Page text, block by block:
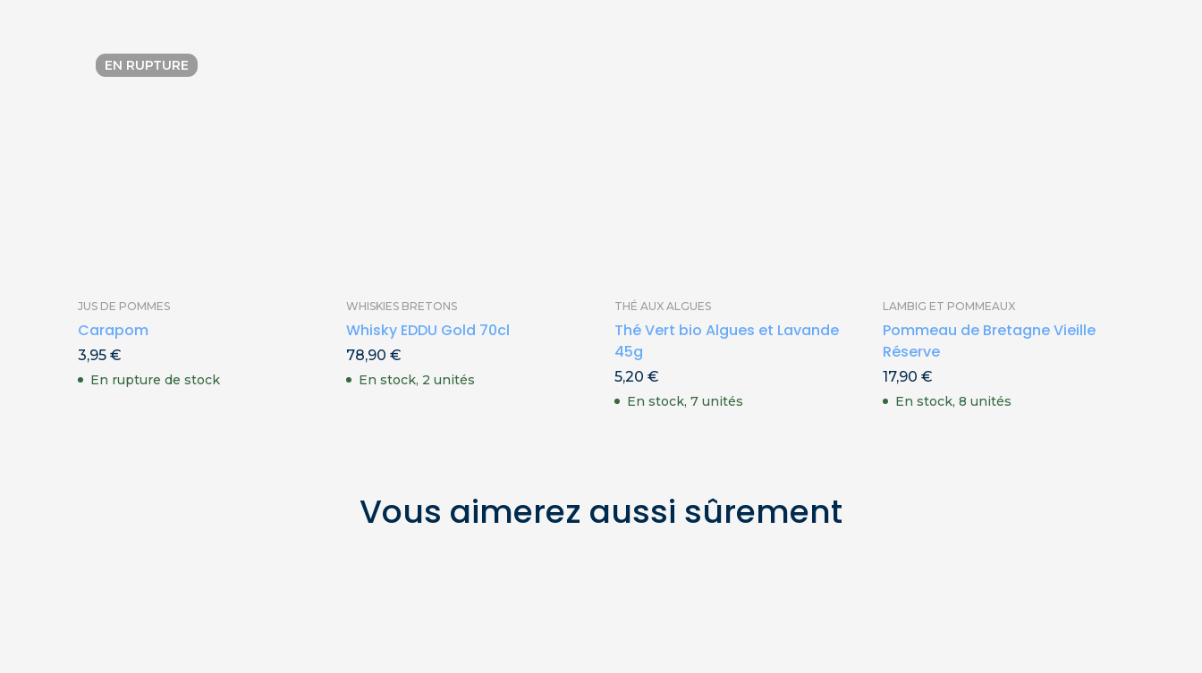
EN RUPTURE
JUS DE POMMES
Carapom
3,95 €
En rupture de stock
WHISKIES BRETONS
Whisky EDDU Gold 70cl
78,90 €
En stock, 2 unités
THÉ AUX ALGUES
Thé Vert bio Algues et Lavande
45g
5,20 €
En stock, 7 unités
LAMBIG ET POMMEAUX
Pommeau de Bretagne Vieille
Réserve
17,90 €
En stock, 8 unités
Vous aimerez aussi sûrement